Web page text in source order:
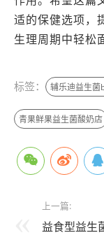
适的保健选项，
生理周期中轻松
标签： 辅乐迪益生菌
青果鲜果益生菌酸奶店
上一篇:
益食型益生